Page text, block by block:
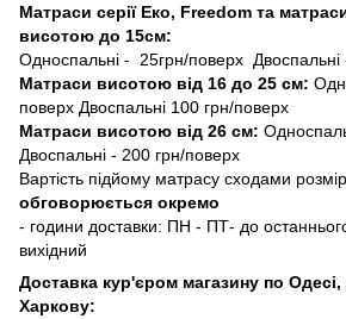
Матраси серії Еко, Freedom та
висотою до 15см:
Односпальні - 25грн/поверх Двоспальні
Матраси висотою від 16 до 25 см:
поверх Двоспальні 100 грн/поверх
Матраси висотою від 26 см:
Двоспальні - 200 грн/поверх
Вартість підйому матрасу сходами
обговорюється окремо
- години доставки: ПН - ПТ- до
вихідний
Доставка кур'єром магазину по
Харкову: